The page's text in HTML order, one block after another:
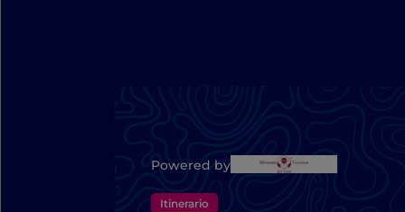
Powered by
Itinerario